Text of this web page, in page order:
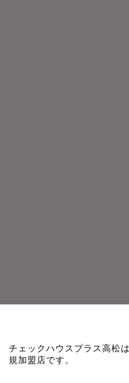
チェックハウスプラス高松
規加盟店です。